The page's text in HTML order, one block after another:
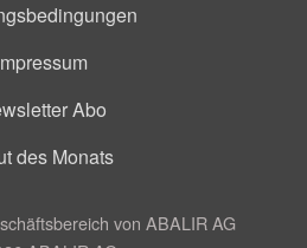
Abo
des Monats
von ABALIR AG